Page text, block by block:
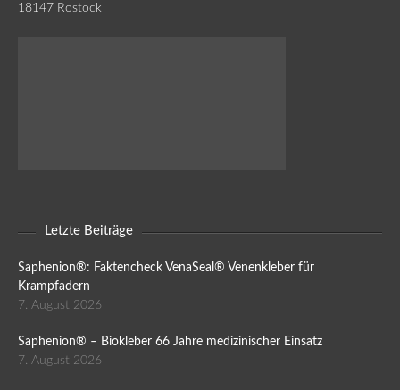
18147 Rostock
Letzte Beiträge
Saphenion®: Faktencheck VenaSeal® Venenkleber für
Krampfadern
7. August 2026
Saphenion® – Biokleber 66 Jahre medizinischer Einsatz
7. August 2026